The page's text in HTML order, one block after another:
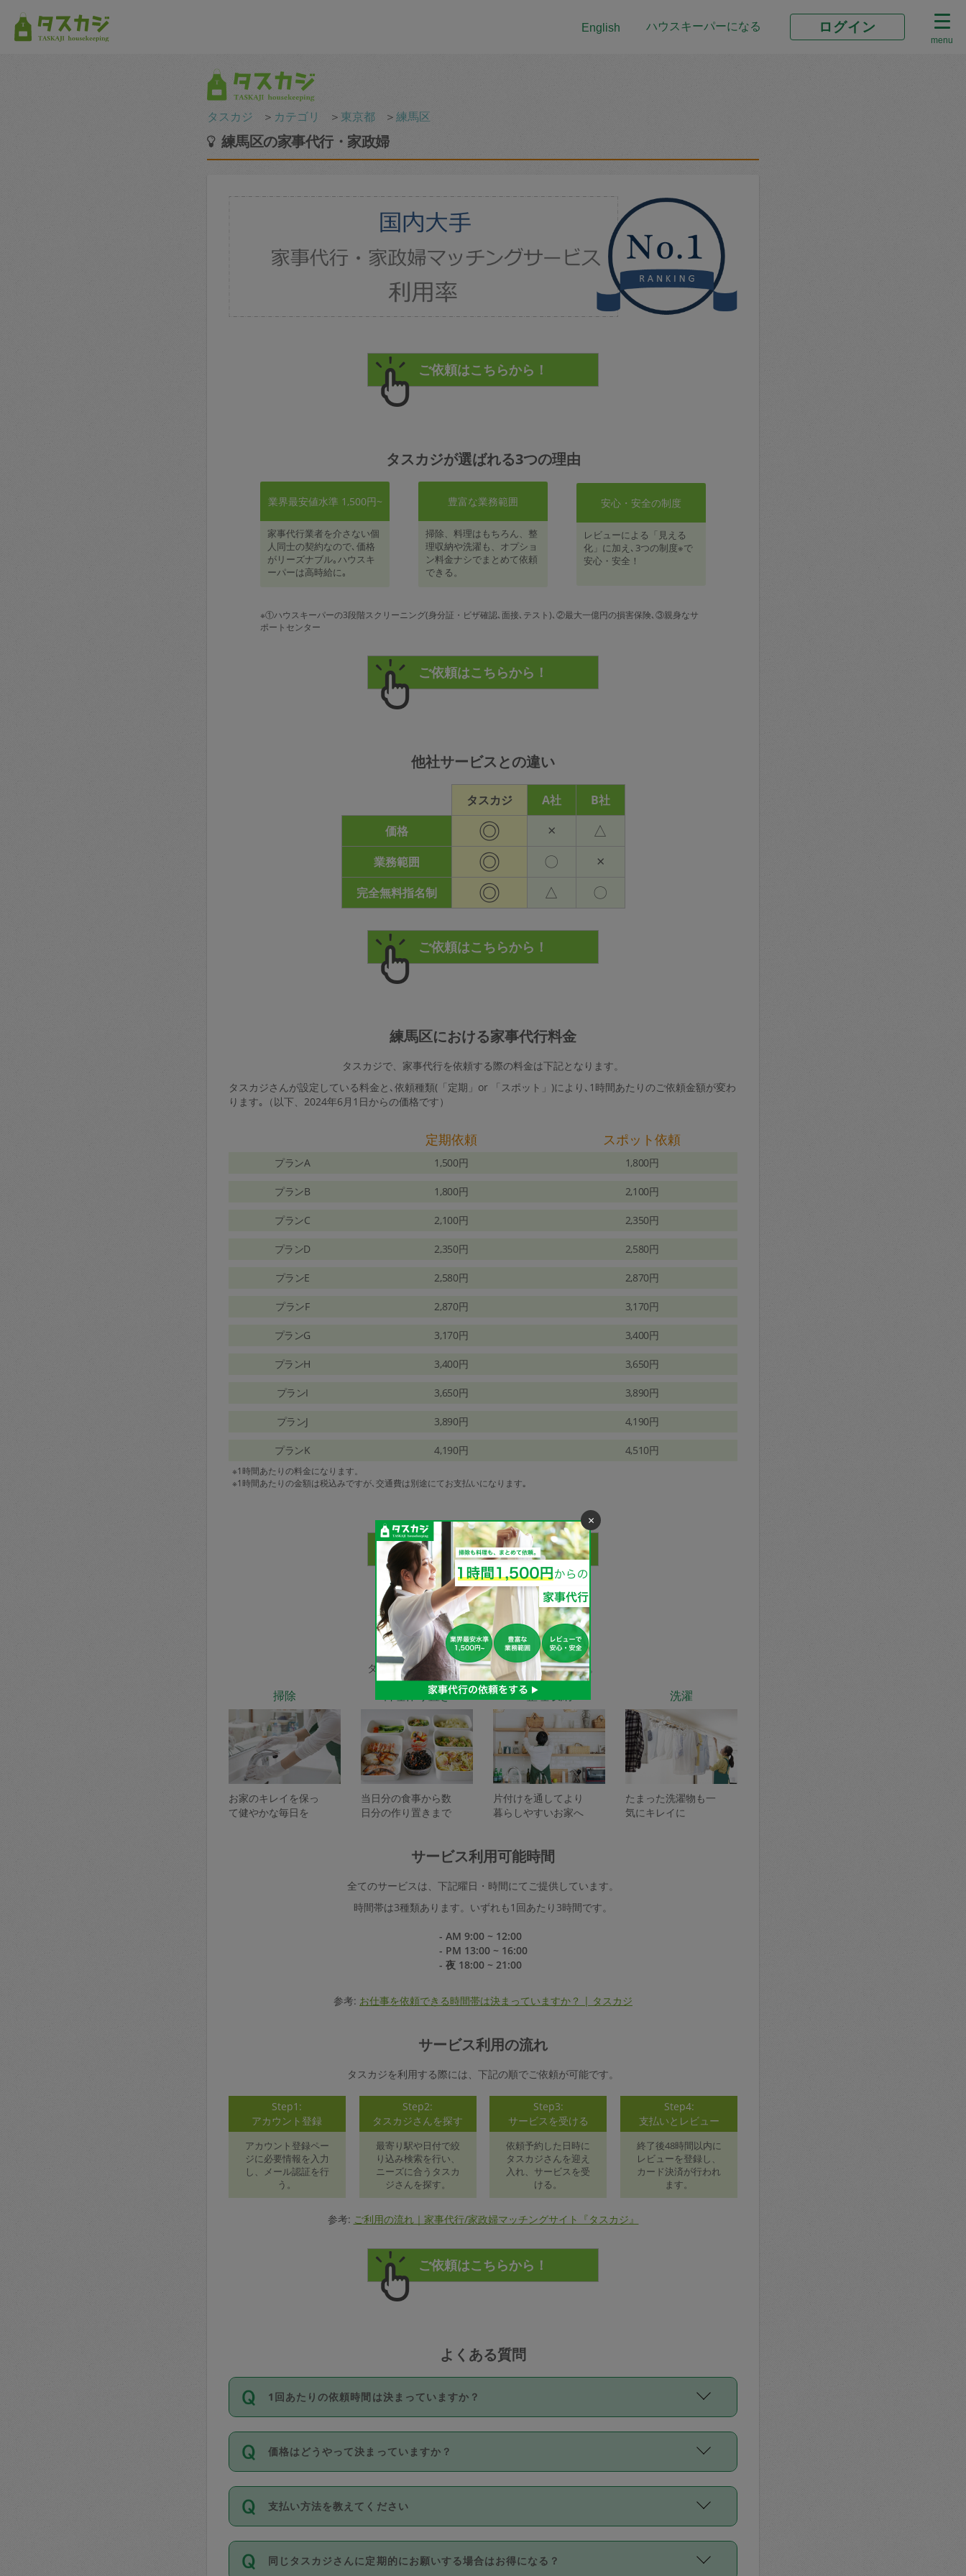
English ハウスキーパーになる ログイン
menu
タスカジ ＞ カテゴリ ＞ 東京都 ＞練馬区
練馬区の家事代行・家政婦
タスカジが選ばれる3つの理由
業界最安値水準 1,500円~
家事代行業者を介さない個
人同士の契約なので､価格
がリーズナブル｡ハウスキ
ーパーは高時給に｡
豊富な業務範囲
掃除、料理はもちろん、整
理収納や洗濯も、オプショ
ン料金ナシでまとめて依頼
できる。
安心・安全の制度
レビューによる「見える
化」に加え､3つの制度※で
安心・安全！
※①ハウスキーパーの3段階スクリーニング(身分証・ビザ確認､面接､テスト)､②最大一億円の損害保険､③親身なサ
ポートセンター
他社サービスとの違い
タスカジ A社
B社
価格
◎ × △
業務範囲 ◎ 〇 ×
完全無料指名制 ◎ △ 〇
練馬区における家事代行料金
タスカジで、家事代行を依頼する際の料金は下記となります。
タスカジさんが設定している料金と､依頼種類(「定期」or 「スポット」)により､1時間あたりのご依頼金額が変わ
ります｡（以下、2024年6月1日からの価格です）
定期依頼 スポット依頼
プランA 1,500円 1,800円
プランB 1,800円 2,100円
プランC 2,100円 2,350円
プランD 2,350円 2,580円
プランE 2,580円 2,870円
プランF 2,870円 3,170円
プランG 3,170円 3,400円
プランH 3,400円 3,650円
プランI 3,650円 3,890円
プランJ 3,890円 4,190円
プランK 4,190円 4,510円
※1時間あたりの料金になります。
※1時間あたりの金額は税込みですが､交通費は別途にてお支払いになります｡
家事代行サービスの種類
タスカジで依頼できるサービスは下記となります。
掃除
お家のキレイを保っ
て健やかな毎日を
料理作り置き
当日分の食事から数
日分の作り置きまで
整理収納
片付けを通してより
暮らしやすいお家へ
洗濯
たまった洗濯物も一
気にキレイに
サービス利用可能時間
全てのサービスは、下記曜日・時間にてご提供しています。
時間帯は3種類あります。いずれも1回あたり3時間です。
- AM 9:00 ~ 12:00
- PM 13:00 ~ 16:00
- 夜 18:00 ~ 21:00
参考: お仕事を依頼できる時間帯は決まっていますか？ | タスカジ
サービス利用の流れ
タスカジを利用する際には、下記の順でご依頼が可能です。
Step1:
アカウント登録
アカウント登録ペー
ジに必要情報を入力
し、メール認証を行
う。
Step2:
タスカジさんを探す
最寄り駅や日付で絞
り込み検索を行い、
ニーズに合うタスカ
ジさんを探す。
Step3:
サービスを受ける
依頼予約した日時に
タスカジさんを迎え
入れ、サービスを受
ける。
Step4:
支払いとレビュー
終了後48時間以内に
レビューを登録し、
カード決済が行われ
ます。
参考: ご利用の流れ｜家事代行/家政婦マッチングサイト『タスカジ』
よくある質問
1回あたりの依頼時間は決まっていますか？
依頼1回につき3時間固定です。3時間を超えて依頼したい場合は、延長機能をご利用くださ
い。機能をご利用いただくには、タスカジさんに事前に相談し、合意の上事前申請すること
が必要です。なお、3時間を下回っても、値引き等はございません。
価格はどうやって決まっていますか？
11種類の価格帯の中からタスカジさん自身が価格を選んで設定しています。
タスカジさんの価格設定には最初は制限があり、レビュー件数、レビューの平均値、などで
除々に設定可能な最高額が上がっていく仕組みになっています。
支払い方法を教えてください
お支払方法はクレジットカード（Visa／Master／JCB／AMERICAN EXPRESS／Diners
Club）のみとなります。
同じタスカジさんに定期的にお願いする場合はお得になる？
×